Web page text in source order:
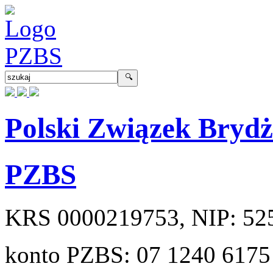
Polski Związek
PZBS
KRS 0000219753, NIP:
konto PZBS: 07 1240